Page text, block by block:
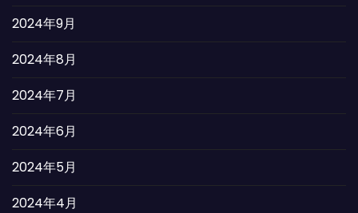
2024年9月
2024年8月
2024年7月
2024年6月
2024年5月
2024年4月